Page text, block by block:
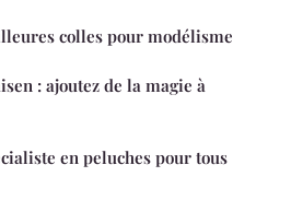
colles pour modélisme
: ajoutez de la magie à
en peluches pour tous